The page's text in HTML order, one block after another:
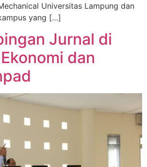
Universitas Lampung dan
yang […]
Jurnal di
dan